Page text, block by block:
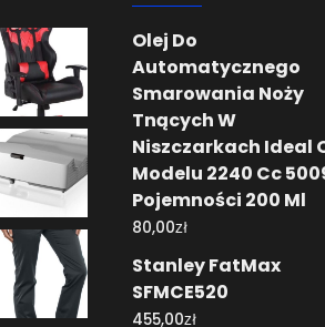
Olej Do
Automatycznego
Smarowania Noży
Tnących W
Niszczarkach Ideal
Modelu 2240 Cc
Pojemności 200 Ml
80,00zł
Stanley FatMax
SFMCE520
455,00zł